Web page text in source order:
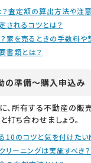
査定額の算出方法や注
されるコツとは？
家を売るときの手数料や
書類とは？
の準備～購入申込み
、所有する不動産の販
ち合わせましょう。
10のコツと気を付けた
リーニングは実施すべき？